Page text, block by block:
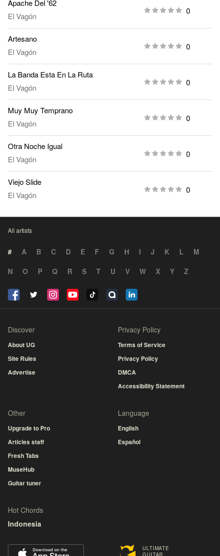
Apache Del '62
El Vagón
0
Artesano
El Vagón
0
La Banda Esta En La Ruta
El Vagón
0
Muy Muy Temprano
El Vagón
0
Otra Noche Igual
El Vagón
0
Viejo Slide
El Vagón
0
All artists
# A B C D E F G H I J K L
M
N
O P Q R S T U V W X Y Z
ULTIMATE
Discover
About UG
Site Rules
Advertise
Privacy Policy
Terms of Service
Privacy Policy
DMCA
Accessibility Statement
Other
Upgrade to Pro
Articles staff
Fresh Tabs
MuseHub
Guitar tuner
Language
English
Español
Hot Chords
Indonesia